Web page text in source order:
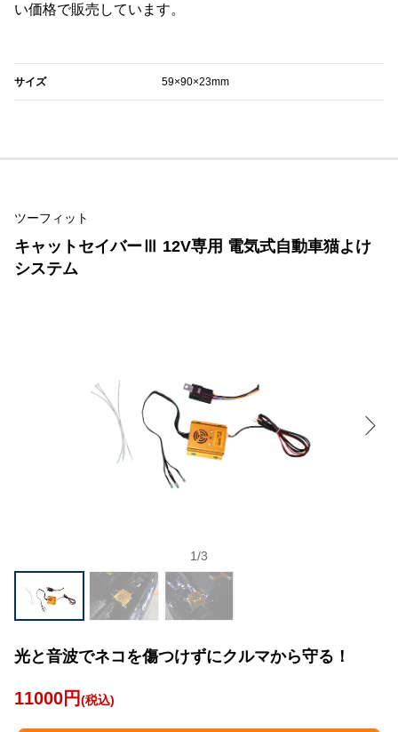
い価格で販売しています。
‎サイズ 59×90×23mm
ツーフィット
キャットセイバーⅢ 12V専用 電気式自動車猫よけ
システム
1/3
光と音波でネコを傷つけずにクルマから守る！
11000円(税込)